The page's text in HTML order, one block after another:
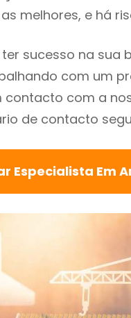
melhores, e há
sucesso na sua
com um
contacto com a
de contacto
Especialista Em